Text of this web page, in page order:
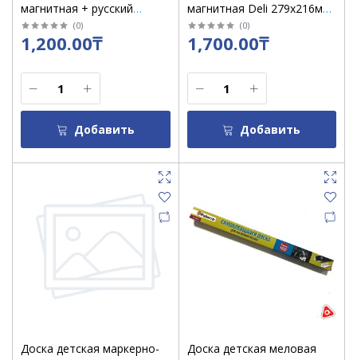
магнитная + русский
алфавит 35х50 см
(0)
1,200.00₸
Добавить
магнитная Deli 279х216мм
/39154
(0)
1,700.00₸
Добавить
Доска детская маркерно-
Доска детская меловая